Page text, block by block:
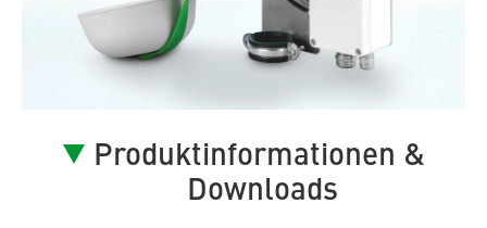
Produktinformationen &
Downloads